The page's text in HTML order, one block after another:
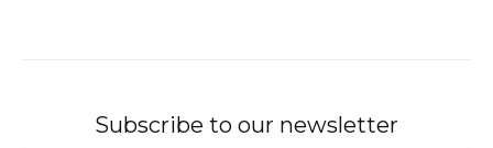
Subscribe to our newsletter